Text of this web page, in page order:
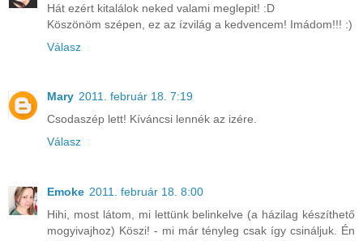
Hát ezért kitalálok neked valami meglepit! :D
Köszönöm szépen, ez az ízvilág a kedvencem! Imádom!!! :)
Válasz
Mary 2011. február 18. 7:19
Csodaszép lett! Kíváncsi lennék az izére.
Válasz
Emoke 2011. február 18. 8:00
Hihi, most látom, mi lettünk belinkelve (a házilag készíthető
mogyivajhoz) Köszi! - mi már tényleg csak így csináljuk. Én